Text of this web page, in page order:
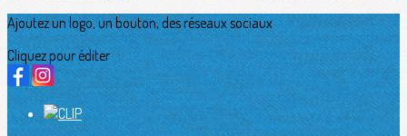
Ajoutez un logo, un bouton, des réseaux sociaux
Cliquez pour éditer